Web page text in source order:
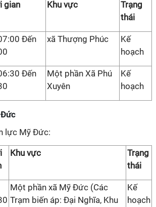
gian Khu vực
Trạng
thái
Đến
xã Thượng Phúc
Kế
hoạch
Đến
Một phần Xã Phú
Xuyên
Kế
hoạch
lực Mỹ Đức:
Khu vực
Trạng
thái
Một phần xã Mỹ Đức (Các
Trạm biến áp: Đại Nghĩa, Khu
Kế
hoạch